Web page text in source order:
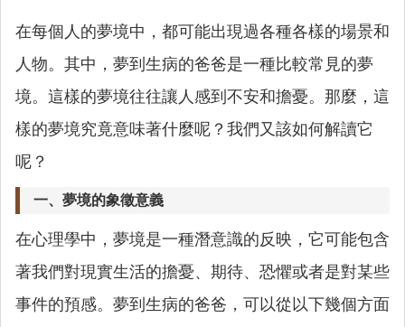
在每個人的夢境中，都可能出現過各種各樣的場景和
人物。其中，夢到生病的爸爸是一種比較常見的夢
境。這樣的夢境往往讓人感到不安和擔憂。那麼，這
樣的夢境究竟意味著什麼呢？我們又該如何解讀它
呢？
一、夢境的象徵意義
在心理學中，夢境是一種潛意識的反映，它可能包含
著我們對現實生活的擔憂、期待、恐懼或者是對某些
事件的預感。夢到生病的爸爸，可以從以下幾個方面